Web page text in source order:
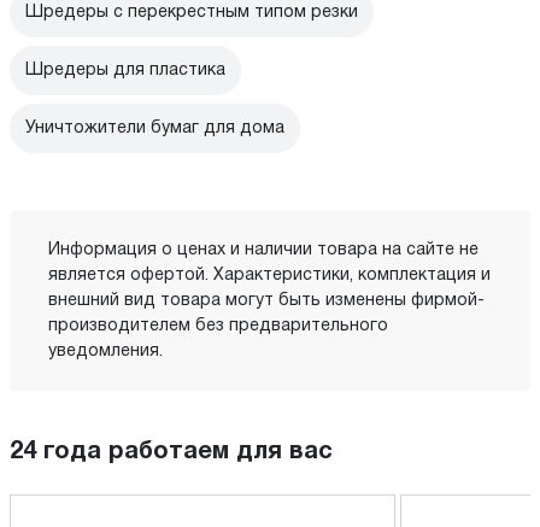
Шредеры с перекрестным типом резки
Шредеры для пластика
Уничтожители бумаг для дома
Информация о ценах и наличии товара на сайте не
является офертой. Характеристики, комплектация и
внешний вид товара могут быть изменены фирмой-
производителем без предварительного
уведомления.
24 года работаем для вас